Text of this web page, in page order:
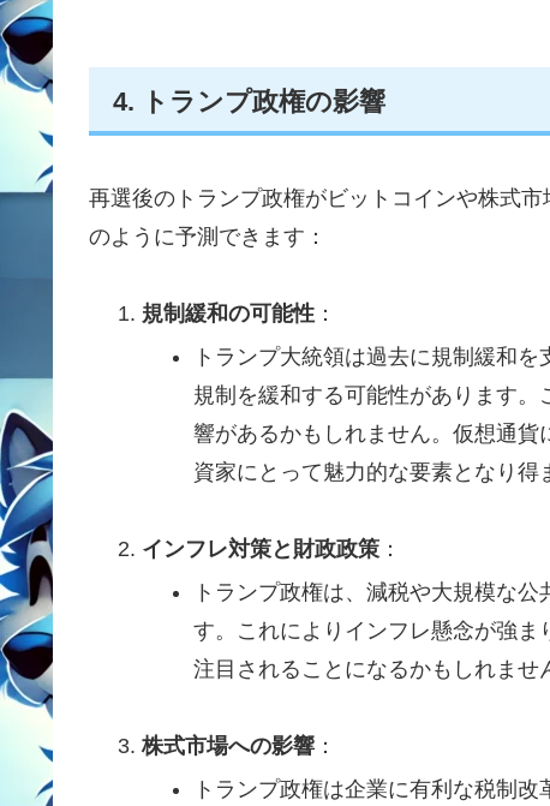
4. トランプ政権の影響
再選後のトランプ政権がビットコインや株式
のように予測できます：
規制緩和の可能性：
トランプ大統領は過去に規制緩和
規制を緩和する可能性があります
響があるかもしれません。仮想通
資家にとって魅力的な要素となり得
インフレ対策と財政政策：
トランプ政権は、減税や大規模な
す。これによりインフレ懸念が強
注目されることになるかもしれませ
株式市場への影響：
トランプ政権は企業に有利な税制